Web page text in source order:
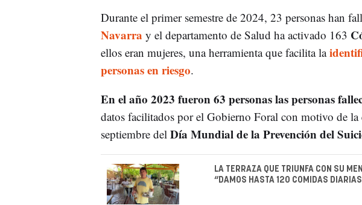
Durante el primer semestre de 2024, 23 personas han
Navarra y el departamento de Salud ha activado 163
ellos eran mujeres, una herramienta que facilita la
personas en riesgo.
En el año 2023 fueron 63 personas las personas
datos facilitados por el Gobierno Foral con motivo de
septiembre del Día Mundial de la Prevención del
LA TERRAZA QUE TRIUNFA CON SU
“DAMOS HASTA 120 COMIDAS